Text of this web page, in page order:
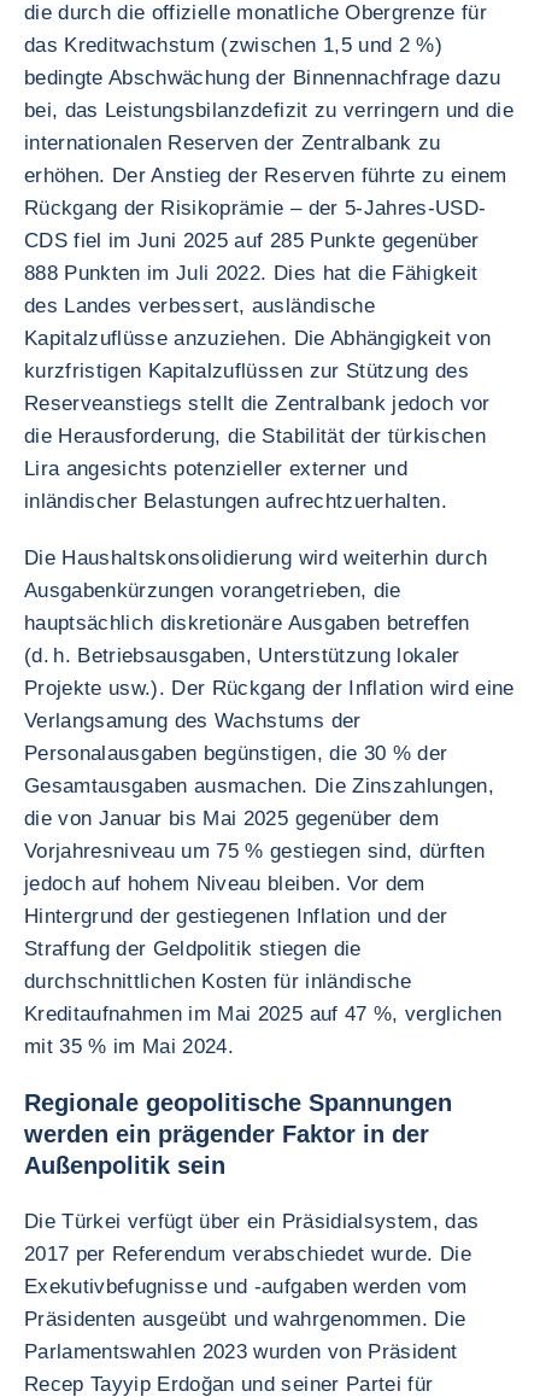
die durch die offizielle monatliche Obergrenze für
das Kreditwachstum (zwischen 1,5 und 2 %)
bedingte Abschwächung der Binnennachfrage dazu
bei, das Leistungsbilanzdefizit zu verringern und die
internationalen Reserven der Zentralbank zu
erhöhen. Der Anstieg der Reserven führte zu einem
Rückgang der Risikoprämie – der 5-Jahres-USD-
CDS fiel im Juni 2025 auf 285 Punkte gegenüber
888 Punkten im Juli 2022. Dies hat die Fähigkeit
des Landes verbessert, ausländische
Kapitalzuflüsse anzuziehen. Die Abhängigkeit von
kurzfristigen Kapitalzuflüssen zur Stützung des
Reserveanstiegs stellt die Zentralbank jedoch vor
die Herausforderung, die Stabilität der türkischen
Lira angesichts potenzieller externer und
inländischer Belastungen aufrechtzuerhalten.
Die Haushaltskonsolidierung wird weiterhin durch
Ausgabenkürzungen vorangetrieben, die
hauptsächlich diskretionäre Ausgaben betreffen
(d. h. Betriebsausgaben, Unterstützung lokaler
Projekte usw.). Der Rückgang der Inflation wird eine
Verlangsamung des Wachstums der
Personalausgaben begünstigen, die 30 % der
Gesamtausgaben ausmachen. Die Zinszahlungen,
die von Januar bis Mai 2025 gegenüber dem
Vorjahresniveau um 75 % gestiegen sind, dürften
jedoch auf hohem Niveau bleiben. Vor dem
Hintergrund der gestiegenen Inflation und der
Straffung der Geldpolitik stiegen die
durchschnittlichen Kosten für inländische
Kreditaufnahmen im Mai 2025 auf 47 %, verglichen
mit 35 % im Mai 2024.
Regionale geopolitische Spannungen
werden ein prägender Faktor in der
Außenpolitik sein
Die Türkei verfügt über ein Präsidialsystem, das
2017 per Referendum verabschiedet wurde. Die
Exekutivbefugnisse und -aufgaben werden vom
Präsidenten ausgeübt und wahrgenommen. Die
Parlamentswahlen 2023 wurden von Präsident
Recep Tayyip Erdoğan und seiner Partei für